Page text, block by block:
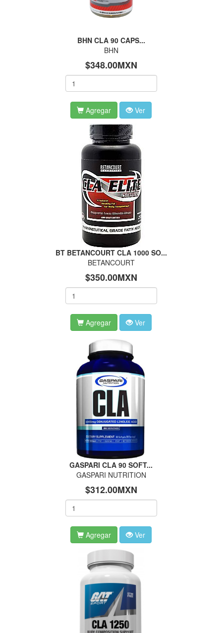
BHN CLA 90 CAPS...
BHN
$348.00MXN
Agregar Ver
BT BETANCOURT CLA 1000 SO...
BETANCOURT
$350.00MXN
Agregar Ver
GASPARI CLA 90 SOFT...
GASPARI NUTRITION
$312.00MXN
Agregar Ver